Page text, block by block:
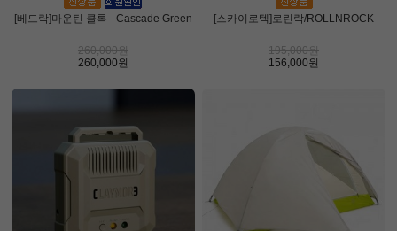
[베드락]마운틴 클록 - Cascade Green
260,000원
260,000원
[스카이로텍]로린락/ROLLNROCK
195,000원
156,000원